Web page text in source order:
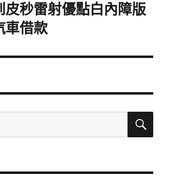
皮秒雷射優點白內障版
車借款
搜